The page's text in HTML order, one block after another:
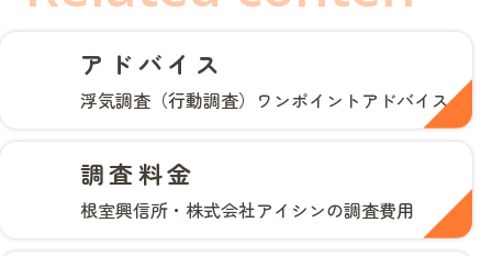
アドバイス
浮気調査（行動調査）ワンポイントアドバイス
調査料金
根室興信所・株式会社アイシンの調査費用